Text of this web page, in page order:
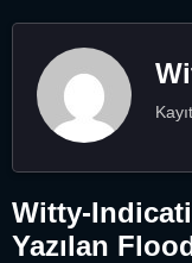
Witty-
Yazılan